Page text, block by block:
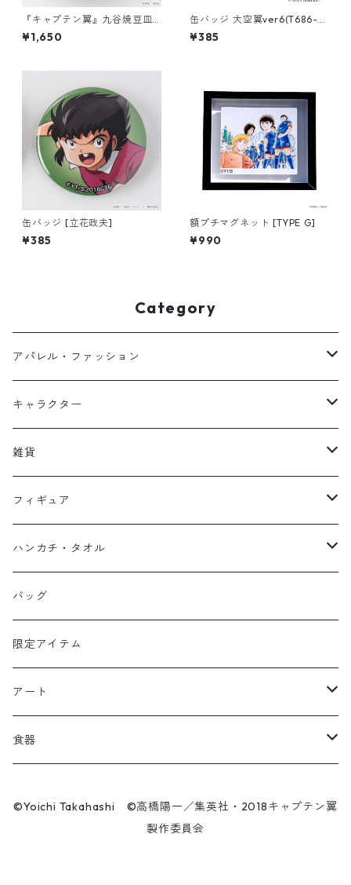
『キャプテン翼』九谷焼豆皿
[吉田屋画風]
¥1,650
缶バッジ 大空翼ver6(T686-0
45)
¥385
缶バッジ [立花政夫]
¥385
額プチマグネット [TYPE G]
¥990
Category
アパレル・ファッション
キッズ
フーディー
スウェット
大人
フーディー
スウェット
マスク
ビーニー / キャップ
キャラクター
大空翼
岬太郎
若林源三
日向小次郎
カール・ハインツ・シュナイダー
肖俊光
飛翔
雑貨
クッション
マグネット
缶バッジ
カーシェード
フォームローラー
こけし
フィギュア
HKDSTOY
UDF
POP UP PARADE
ハンカチ・タオル
手ぬぐい
タオル
バッグ
限定アイテム
アート
エアーアクリル
食器
©Yoichi Takahashi ©高橋陽一／集英社・2018キャプテン翼
製作委員会